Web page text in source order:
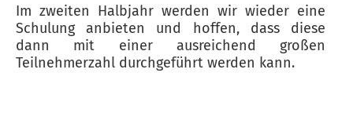
Im zweiten Halbjahr werden wir wieder eine
Schulung anbieten und hoffen, dass diese
dann mit einer ausreichend großen
Teilnehmerzahl durchgeführt werden kann.